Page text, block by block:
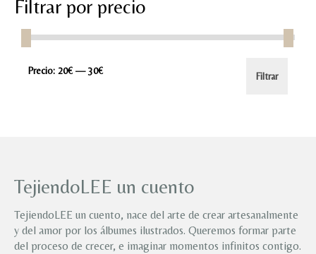
Filtrar por precio
Precio
Precio
Filtrar
Precio: 20€ —30€
TejiendoLEE un cuento
TejiendoLEE un cuento, nace del arte de crear artesanalmente
y del amor por los álbumes ilustrados. Queremos formar parte
del proceso de crecer, e imaginar momentos infinitos contigo.